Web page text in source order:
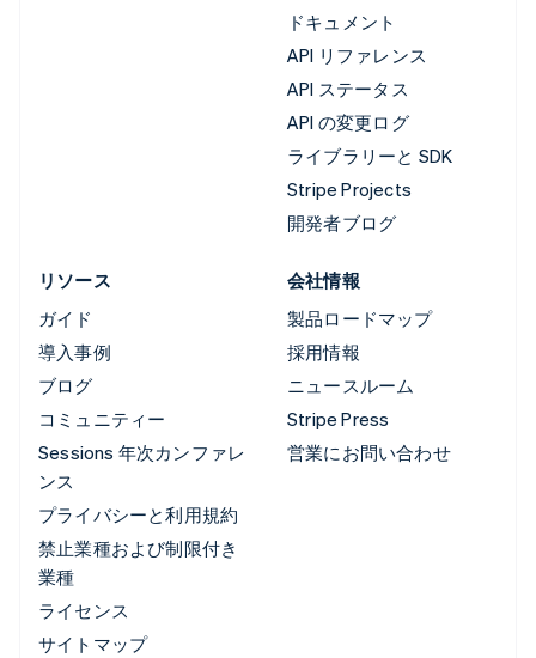
ドキュメント
API リファレンス
API ステータス
API の変更ログ
ライブラリーと SDK
Stripe Projects
開発者ブログ
リソース
ガイド
導入事例
ブログ
コミュニティー
Sessions 年次カンファレ
ンス
プライバシーと利用規約
禁止業種および制限付き
業種
ライセンス
サイトマップ
会社情報
製品ロードマップ
採用情報
ニュースルーム
Stripe Press
営業にお問い合わせ